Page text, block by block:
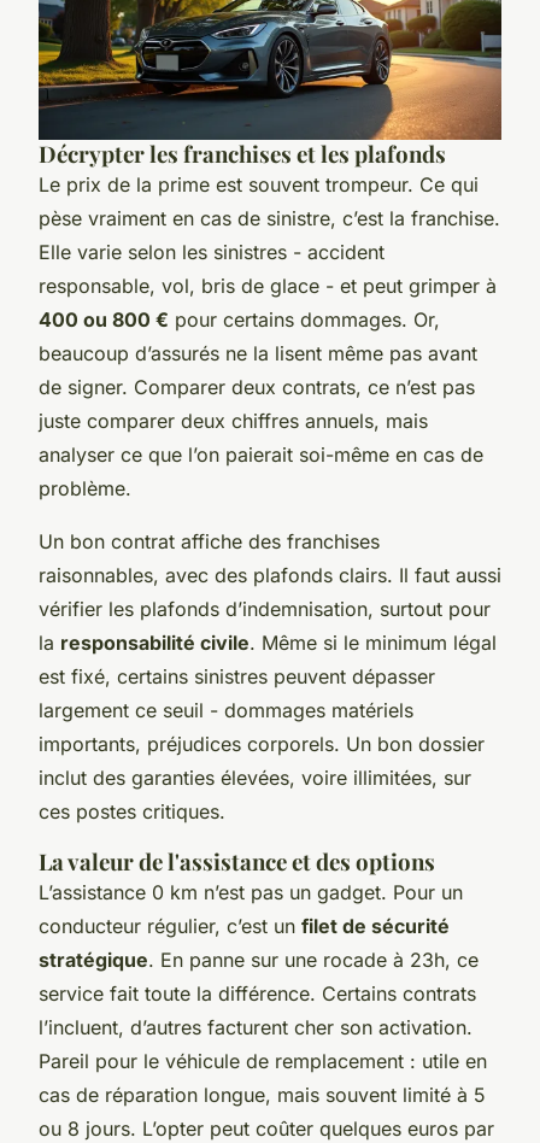
Décrypter les franchises et les plafonds
Le prix de la prime est souvent trompeur. Ce qui
pèse vraiment en cas de sinistre, c’est la franchise.
Elle varie selon les sinistres - accident
responsable, vol, bris de glace - et peut grimper à
400 ou 800 € pour certains dommages. Or,
beaucoup d’assurés ne la lisent même pas avant
de signer. Comparer deux contrats, ce n’est pas
juste comparer deux chiffres annuels, mais
analyser ce que l’on paierait soi-même en cas de
problème.
Un bon contrat affiche des franchises
raisonnables, avec des plafonds clairs. Il faut aussi
vérifier les plafonds d’indemnisation, surtout pour
la responsabilité civile. Même si le minimum légal
est fixé, certains sinistres peuvent dépasser
largement ce seuil - dommages matériels
importants, préjudices corporels. Un bon dossier
inclut des garanties élevées, voire illimitées, sur
ces postes critiques.
La valeur de l'assistance et des options
L’assistance 0 km n’est pas un gadget. Pour un
conducteur régulier, c’est un filet de sécurité
stratégique. En panne sur une rocade à 23h, ce
service fait toute la différence. Certains contrats
l’incluent, d’autres facturent cher son activation.
Pareil pour le véhicule de remplacement : utile en
cas de réparation longue, mais souvent limité à 5
ou 8 jours. L’opter peut coûter quelques euros par